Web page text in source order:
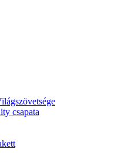
csapata